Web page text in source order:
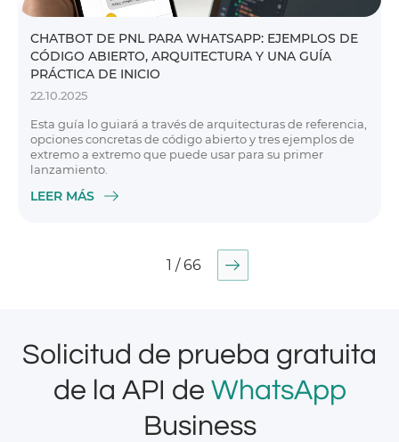
CHATBOT DE PNL PARA WHATSAPP: EJEMPLOS DE
CÓDIGO ABIERTO, ARQUITECTURA Y UNA GUÍA
PRÁCTICA DE INICIO
22.10.2025
Esta guía lo guiará a través de arquitecturas de referencia,
opciones concretas de código abierto y tres ejemplos de
extremo a extremo que puede usar para su primer
lanzamiento.
LEER MÁS
1 / 66
Solicitud de prueba gratuita
de la API de WhatsApp
Business